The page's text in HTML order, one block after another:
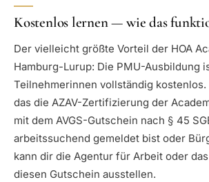
Kostenlos lernen — wie das
Der vielleicht größte Vorteil der HOA
Hamburg-Lurup: Die PMU-Ausbildung
Teilnehmerinnen vollständig
das die AZAV-Zertifizierung der
mit dem AVGS-Gutschein nach § 45
arbeitssuchend gemeldet bist oder
kann dir die Agentur für Arbeit oder
diesen Gutschein ausstellen.